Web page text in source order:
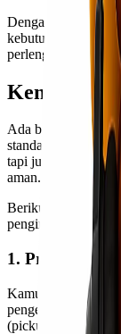
Dengan layanan
kebutuhan pribadi,
perlengkapan toko
Kenapa
Ada banyak
standar yang
tapi juga
aman.
Berikut alasan
pengiriman mereka
1. Proses
Kamu cukup
pengecekan tarif,
(pickup) jika